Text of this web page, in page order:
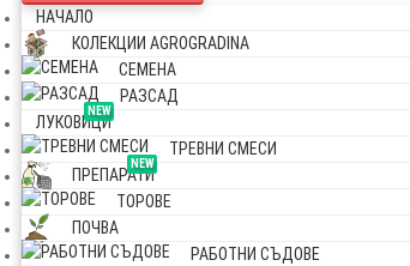
НАЧАЛО
КОЛЕКЦИИ AGROGRADINA
СЕМЕНА
РАЗСАД
NEW
ЛУКОВИЦИ
ТРЕВНИ СМЕСИ
NEW
ПРЕПАРАТИ
ТОРОВЕ
ПОЧВА
РАБОТНИ СЪДОВЕ